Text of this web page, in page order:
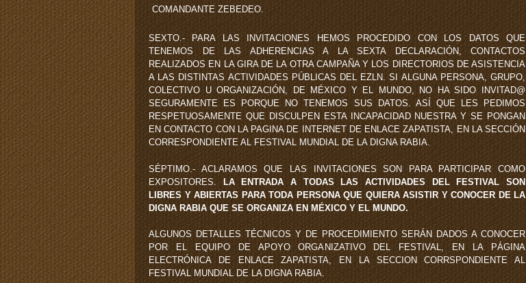
COMANDANTE ZEBEDEO.
SEXTO.- PARA LAS INVITACIONES HEMOS PROCEDIDO CON LOS DATOS QUE
TENEMOS DE LAS ADHERENCIAS A LA SEXTA DECLARACIÓN, CONTACTOS
REALIZADOS EN LA GIRA DE LA OTRA CAMPAÑA Y LOS DIRECTORIOS DE ASISTENCIA
A LAS DISTINTAS ACTIVIDADES PÚBLICAS DEL EZLN. SI ALGUNA PERSONA, GRUPO,
COLECTIVO U ORGANIZACIÓN, DE MÉXICO Y EL MUNDO, NO HA SIDO INVITAD@
SEGURAMENTE ES PORQUE NO TENEMOS SUS DATOS. ASÍ QUE LES PEDIMOS
RESPETUOSAMENTE QUE DISCULPEN ESTA INCAPACIDAD NUESTRA Y SE PONGAN
EN CONTACTO CON LA PAGINA DE INTERNET DE ENLACE ZAPATISTA, EN LA SECCIÓN
CORRESPONDIENTE AL FESTIVAL MUNDIAL DE LA DIGNA RABIA.
SÉPTIMO.- ACLARAMOS QUE LAS INVITACIONES SON PARA PARTICIPAR COMO
EXPOSITORES. LA ENTRADA A TODAS LAS ACTIVIDADES DEL FESTIVAL SON
LIBRES Y ABIERTAS PARA TODA PERSONA QUE QUIERA ASISTIR Y CONOCER DE LA
DIGNA RABIA QUE SE ORGANIZA EN MÉXICO Y EL MUNDO.
ALGUNOS DETALLES TÉCNICOS Y DE PROCEDIMIENTO SERÁN DADOS A CONOCER
POR EL EQUIPO DE APOYO ORGANIZATIVO DEL FESTIVAL, EN LA PÁGINA
ELECTRÓNICA DE ENLACE ZAPATISTA, EN LA SECCION CORRSPONDIENTE AL
FESTIVAL MUNDIAL DE LA DIGNA RABIA.